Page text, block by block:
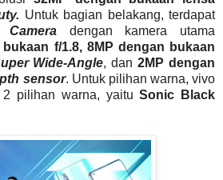
Untuk bagian belakang, terdapat
dengan kamera utama
bukaan f/1.8, 8MP dengan bukaan
Wide-Angle, dan2MP dengan
sensor. Untuk pilihan warna, vivo
2 pilihan warna, yaituSonic Black